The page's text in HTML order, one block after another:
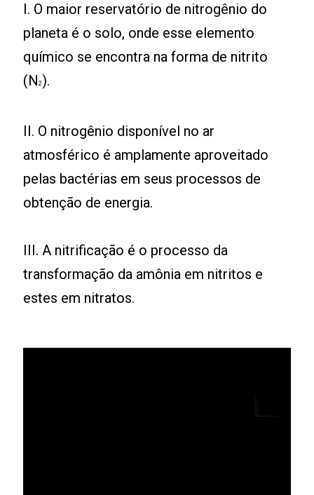
I. O maior reservatório de nitrogênio do
planeta é o solo, onde esse elemento
químico se encontra na forma de nitrito
(N2).
II. O nitrogênio disponível no ar
atmosférico é amplamente aproveitado
pelas bactérias em seus processos de
obtenção de energia.
III. A nitrificação é o processo da
transformação da amônia em nitritos e
estes em nitratos.